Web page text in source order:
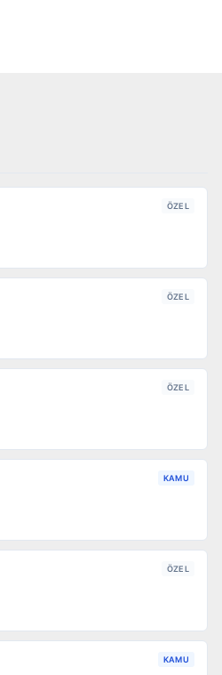
ÖZEL
ÖZEL
ÖZEL
KAMU
ÖZEL
KAMU